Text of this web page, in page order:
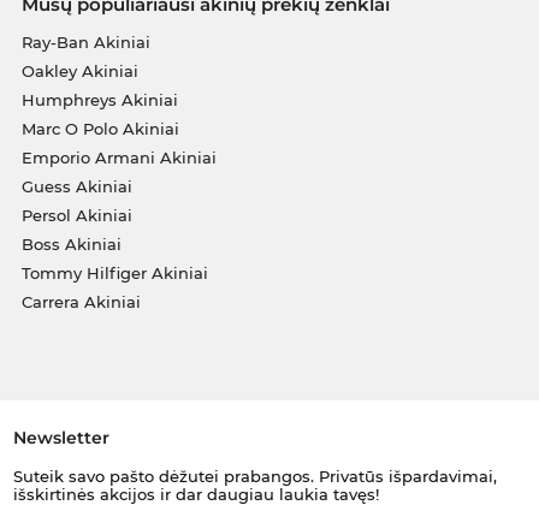
Ray-Ban Akiniai
Oakley Akiniai
Humphreys Akiniai
Marc O Polo Akiniai
Emporio Armani Akiniai
Guess Akiniai
Persol Akiniai
Boss Akiniai
Tommy Hilfiger Akiniai
Carrera Akiniai
Newsletter
Suteik savo pašto dėžutei prabangos. Privatūs išpardavimai,
išskirtinės akcijos ir dar daugiau laukia tavęs!